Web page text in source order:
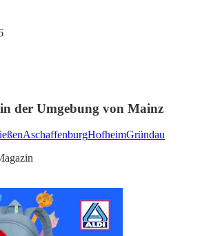
der Umgebung von Mainz
AschaffenburgHofheimGründau